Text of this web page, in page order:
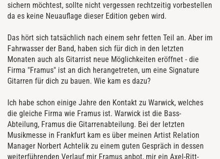
sichern möchtest, sollte nicht vergessen rechtzeitig vorbestellen
da es keine Neuauflage dieser Edition geben wird.
Das hört sich tatsächlich nach einem sehr fetten Teil an. Aber im
Fahrwasser der Band, haben sich für dich in den letzten
Monaten auch als Gitarrist neue Möglichkeiten eröffnet - die
Firma "Framus" ist an dich herangetreten, um eine Signature
Gitarren für dich zu bauen. Wie kam es dazu?
Ich habe schon einige Jahre den Kontakt zu Warwick, welches
die gleiche Firma wie Framus ist. Warwick ist die Bass-
Abteilung, Framus die Gitarrenabteilung. Bei der letzten
Musikmesse in Frankfurt kam es über meinen Artist Relation
Manager Norbert Achtelik zu einem guten Gespräch in dessen
weiterführenden Verlauf mir Framus anbot, mir ein Axel-Ritt-